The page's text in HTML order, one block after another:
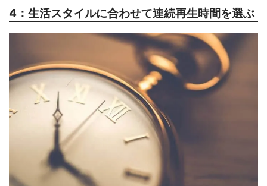
4：生活スタイルに合わせて連続再生時間を選ぶ